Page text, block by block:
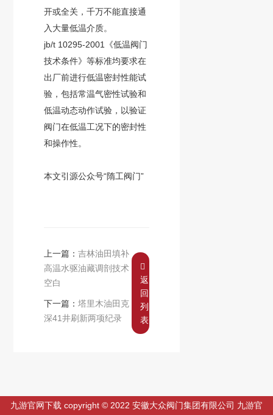
开或全关，千万不能直接通
入大量低温介质。
jb/t 10295-2001《低温阀门
技术条件》等标准均要求在
出厂前进行低温密封性能试
验，包括常温气密性试验和
低温动态动作试验，以验证
阀门在低温工况下的密封性
和操作性。
本文引源公众号“隋工阀门”
上一篇：吉林油田填补
高温水驱油藏调剖技术
空白
下一篇：塔里木油田克
深41井刷新两项纪录
返
回
列
表
九游官网下载 copyright © 2022 安徽大众阀门集团有限公司 九游官